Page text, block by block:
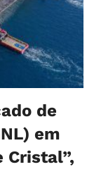
de
em
Cristal”,